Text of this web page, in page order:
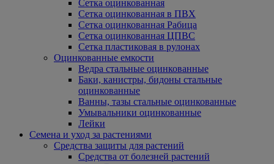
Сетка оцинкованная
Сетка оцинкованная в ПВХ
Сетка оцинкованная Рабица
Сетка оцинкованная ЦПВС
Сетка пластиковая в рулонах
Оцинкованные емкости
Ведра стальные оцинкованные
Баки, канистры, бидоны стальные
оцинкованные
Ванны, тазы стальные оцинкованные
Умывальники оцинкованные
Лейки
Семена и уход за растениями
Средства защиты для растений
Средства от болезней растений